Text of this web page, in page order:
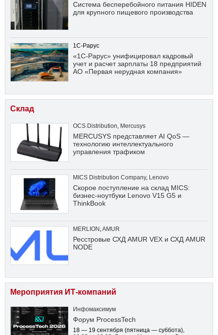
Система бесперебойного питания HIDEN
для крупного пищевого производства
1С-Рарус
«1С-Рарус» унифицировал кадровый
учет и расчет зарплаты 18 предприятий
АО «Первая нерудная компания»
Склад
OCS Distribution, Mercusys
MERCUSYS представляет AI QoS —
технологию интеллектуального
управления трафиком
MICS Distribution Company, Lenovo
Скорое поступление на склад MICS:
бизнес-ноутбуки Lenovo V15 G5 и
ThinkBook
MERLION ,AMUR
Ресстровые СХД AMUR VEX и СХД AMUR
NODE
Мероприятия ИТ-компаний
Инфомаксимум
Форум ProcessTech
18 — 19 сентября (пятница — суббота),